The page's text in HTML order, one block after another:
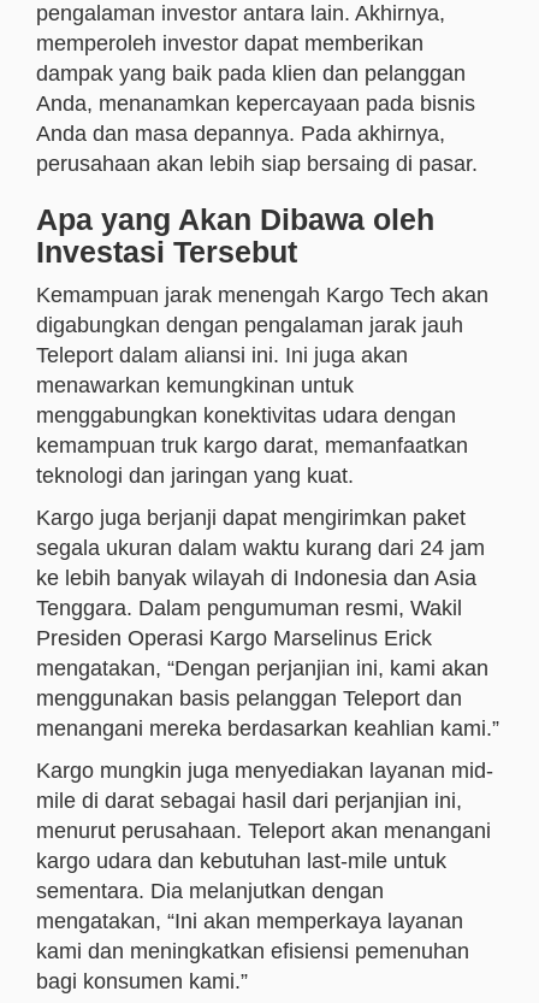
pengalaman investor antara lain. Akhirnya,
memperoleh investor dapat memberikan
dampak yang baik pada klien dan pelanggan
Anda, menanamkan kepercayaan pada bisnis
Anda dan masa depannya. Pada akhirnya,
perusahaan akan lebih siap bersaing di pasar.
Apa yang Akan Dibawa oleh
Investasi Tersebut
Kemampuan jarak menengah Kargo Tech akan
digabungkan dengan pengalaman jarak jauh
Teleport dalam aliansi ini. Ini juga akan
menawarkan kemungkinan untuk
menggabungkan konektivitas udara dengan
kemampuan truk kargo darat, memanfaatkan
teknologi dan jaringan yang kuat.
Kargo juga berjanji dapat mengirimkan paket
segala ukuran dalam waktu kurang dari 24 jam
ke lebih banyak wilayah di Indonesia dan Asia
Tenggara. Dalam pengumuman resmi, Wakil
Presiden Operasi Kargo Marselinus Erick
mengatakan, “Dengan perjanjian ini, kami akan
menggunakan basis pelanggan Teleport dan
menangani mereka berdasarkan keahlian kami.”
Kargo mungkin juga menyediakan layanan mid-
mile di darat sebagai hasil dari perjanjian ini,
menurut perusahaan. Teleport akan menangani
kargo udara dan kebutuhan last-mile untuk
sementara. Dia melanjutkan dengan
mengatakan, “Ini akan memperkaya layanan
kami dan meningkatkan efisiensi pemenuhan
bagi konsumen kami.”